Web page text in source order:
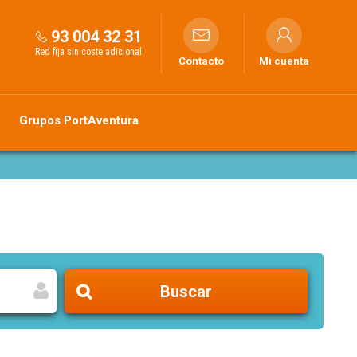
93 004 32 31
Red fija sin coste adicional
Contacto Mi cuenta
Grupos PortAventura
Buscar